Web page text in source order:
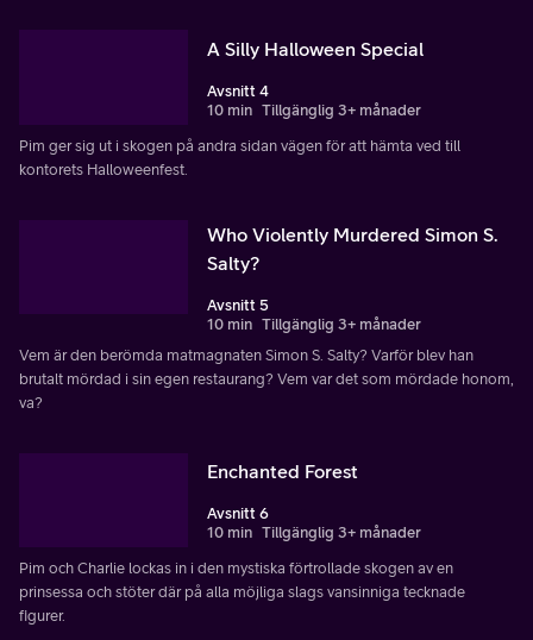
A Silly Halloween Special
Avsnitt 4
10 min Tillgänglig 3+ månader
Pim ger sig ut i skogen på andra sidan vägen för att hämta ved till
kontorets Halloweenfest.
Who Violently Murdered Simon S.
Salty?
Avsnitt 5
10 min Tillgänglig 3+ månader
Vem är den berömda matmagnaten Simon S. Salty? Varför blev han
brutalt mördad i sin egen restaurang? Vem var det som mördade honom,
va?
Enchanted Forest
Avsnitt 6
10 min Tillgänglig 3+ månader
Pim och Charlie lockas in i den mystiska förtrollade skogen av en
prinsessa och stöter där på alla möjliga slags vansinniga tecknade
figurer.